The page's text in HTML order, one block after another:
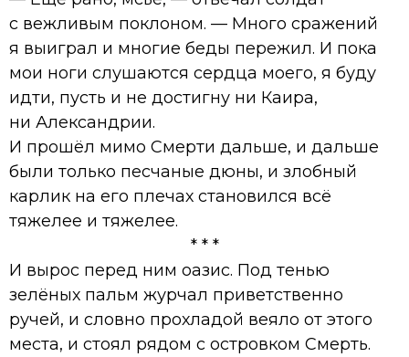
с вежливым поклоном. — Много сражений
я выиграл и многие беды пережил. И пока
мои ноги слушаются сердца моего, я буду
идти, пусть и не достигну ни Каира,
ни Александрии.
И прошёл мимо Смерти дальше, и дальше
были только песчаные дюны, и злобный
карлик на его плечах становился всё
тяжелее и тяжелее.
* * *
И вырос перед ним оазис. Под тенью
зелёных пальм журчал приветственно
ручей, и словно прохладой веяло от этого
места, и стоял рядом с островком Смерть.